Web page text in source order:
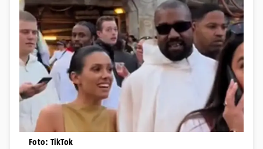
Foto: TikTok